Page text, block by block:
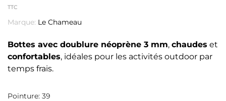
TTC
Marque: Le Chameau
Bottes avec doublure néoprène 3 mm, chaudes et
confortables, idéales pour les activités outdoor par
temps frais.
Pointure: 39